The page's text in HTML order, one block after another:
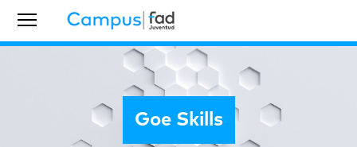
Goe Skills